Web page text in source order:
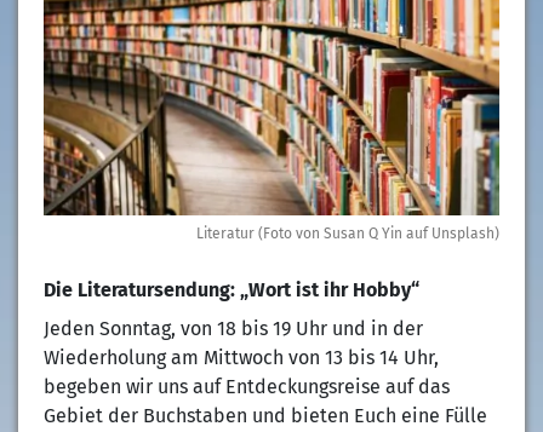
Literatur (Foto von Susan Q Yin auf Unsplash)
Die Literatursendung: „Wort ist ihr Hobby“
Jeden Sonntag, von 18 bis 19 Uhr und in der
Wiederholung am Mittwoch von 13 bis 14 Uhr,
begeben wir uns auf Entdeckungsreise auf das
Gebiet der Buchstaben und bieten Euch eine Fülle